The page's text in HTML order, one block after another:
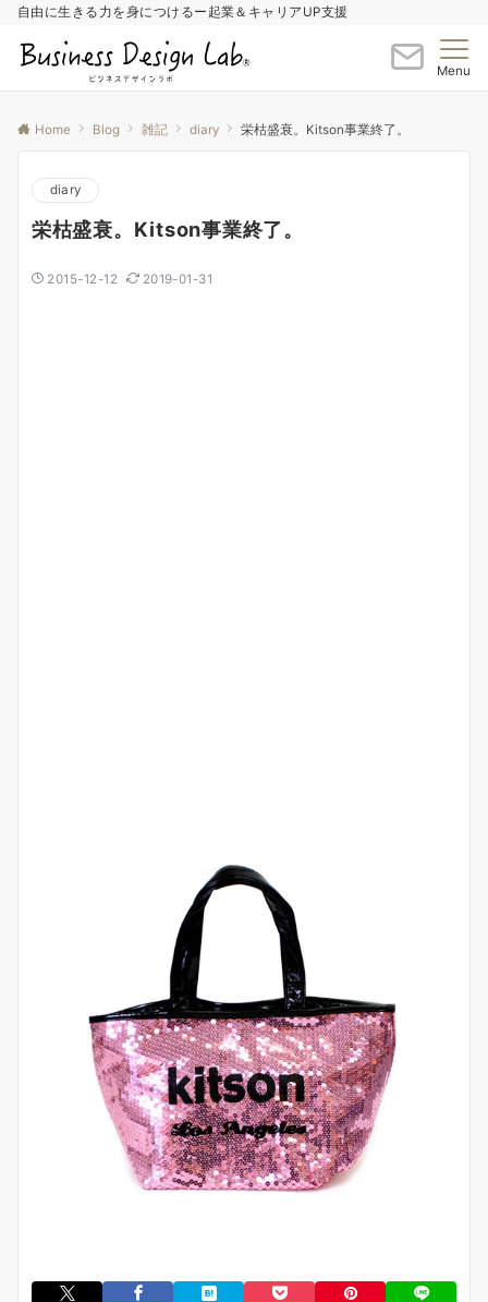
自由に生きる力を身につけるー起業＆キャリアUP支援
Menu
Home Blog 雑記 diary 栄枯盛衰。Kitson事業終了。
diary
栄枯盛衰。Kitson事業終了。
2015-12-12 2019-01-31